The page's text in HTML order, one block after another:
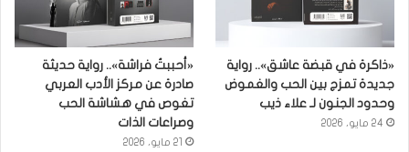
«ذاكرة في قبضة عاشق».. رواية
جديدة تمزج بين الحب والغموض
وحدود الجنون لـ علاء ذيب
24 مايو، 2026
«أحببتُ فراشة».. رواية حديثة
صادرة عن مركز الأدب العربي
تغوص في هشاشة الحب
وصراعات الذات
21 مايو، 2026